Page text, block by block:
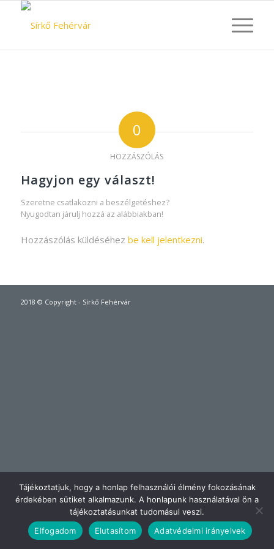
0
HOZZÁSZÓLÁS
Hagyjon egy választ!
Szeretne csatlakozni a beszélgetéshez?
Nyugodtan járulj hozzá az alábbiakban!
Hozzászólás küldéséhez be kell jelentkezni.
2018 © Copyright - Sírkő Fehérvár
Tájékoztatjuk, hogy a honlap felhasználói élmény fokozásának
érdekében sütiket alkalmazunk. A honlapunk használatával ön a
tájékoztatásunkat tudomásul veszi.
Elfogadom
Elutasítom Adatvédelmi irányelvek